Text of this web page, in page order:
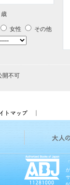
歳
女性
その他
開不可